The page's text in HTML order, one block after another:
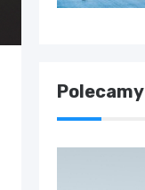
Polecamy